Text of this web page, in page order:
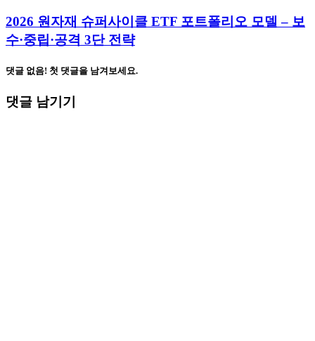
2026 원자재 슈퍼사이클 ETF 포트폴리오 모델 – 보
수·중립·공격 3단 전략
댓글 없음! 첫 댓글을 남겨보세요.
댓글 남기기